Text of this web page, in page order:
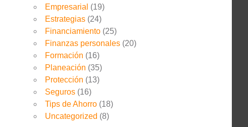
Empresarial (19)
Estrategias (24)
Financiamiento (25)
Finanzas personales (20)
Formación (16)
Planeación (35)
Protección (13)
Seguros (16)
Tips de Ahorro (18)
Uncategorized (8)